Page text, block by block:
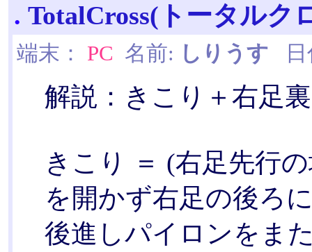
. TotalCross(トータルク
端末： PC 名前: しりうす 日
解説：きこり＋右足
きこり ＝ (右足先行
を開かず右足の後ろ
後進しパイロンをま